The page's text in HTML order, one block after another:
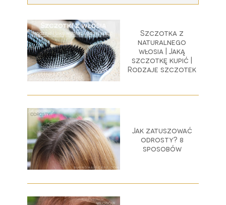
Szczotka z
naturalnego
włosia | Jaką
szczotkę kupić |
Rodzaje szczotek
Jak zatuszować
odrosty? 8
sposobów